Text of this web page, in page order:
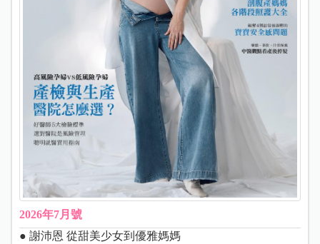
2026年7月號
● 謝沛恩 從甜美少女到優雅媽媽